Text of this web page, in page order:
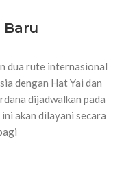
Baru
dua rute internasional
dengan Hat Yai dan
dijadwalkan pada
akan dilayani secara